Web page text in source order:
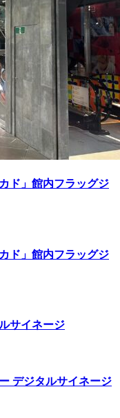
ド」館内フラッグジ
ド」館内フラッグジ
サイネージ
デジタルサイネージ